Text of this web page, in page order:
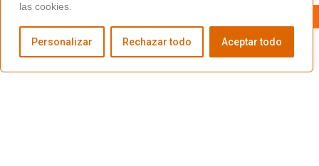
las cookies.
Personalizar Rechazar todo Aceptar todo